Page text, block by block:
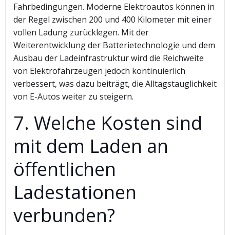
Fahrbedingungen. Moderne Elektroautos können in
der Regel zwischen 200 und 400 Kilometer mit einer
vollen Ladung zurücklegen. Mit der
Weiterentwicklung der Batterietechnologie und dem
Ausbau der Ladeinfrastruktur wird die Reichweite
von Elektrofahrzeugen jedoch kontinuierlich
verbessert, was dazu beiträgt, die Alltagstauglichkeit
von E-Autos weiter zu steigern.
7. Welche Kosten sind
mit dem Laden an
öffentlichen
Ladestationen
verbunden?